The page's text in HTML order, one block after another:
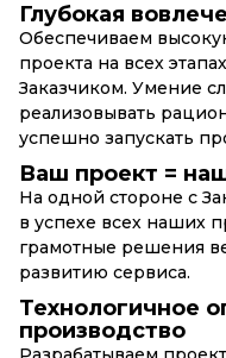
Глубокая
Обеспечиваем
проекта на всех
Заказчиком. Умение
реализовывать
успешно запускать
Ваш проект =
На одной стороне с
в успехе всех наших
грамотные решения
развитию сервиса.
Технологичное
производство